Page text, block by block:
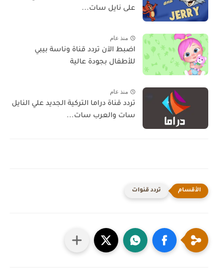
على نايل سات...
منذ عام
اضبط الآن تردد قناة وناسة بيبي
للأطفال بجودة عالية
منذ عام
تردد قناة دراما التركية الجديد علي النايل
سات والعرب سات...
تردد قنوات